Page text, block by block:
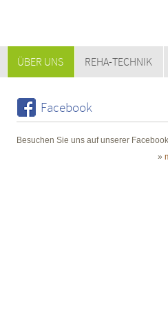
ÜBER UNS REHA-TECHNIK
Facebook
Besuchen Sie uns auf unserer
»